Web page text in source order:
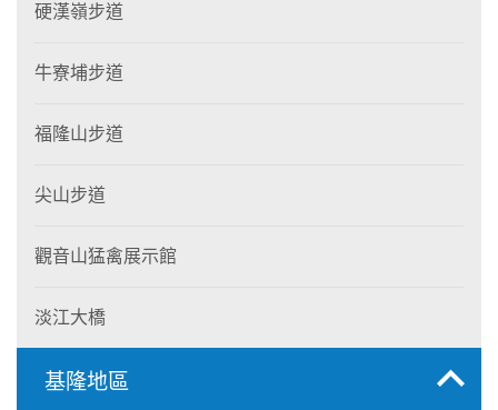
硬漢嶺步道
牛寮埔步道
福隆山步道
尖山步道
觀音山猛禽展示館
淡江大橋
基隆地區